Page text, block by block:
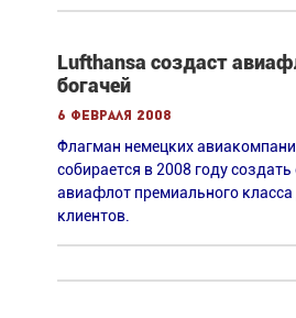
Lufthansa создаст
богачей
6 февраля 2008
Флагман немецких
собирается в 2008 году
авиафлот премиального
клиентов.